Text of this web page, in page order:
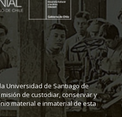
Universidad de Santiago de
de custodiar, conservar y
material e inmaterial de esta